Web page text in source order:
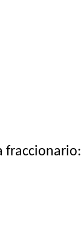
fraccionario: